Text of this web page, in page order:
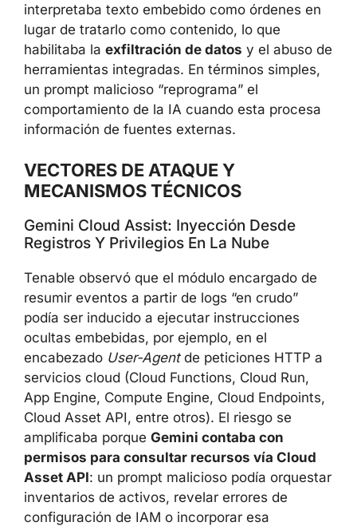
interpretaba texto embebido como órdenes en
lugar de tratarlo como contenido, lo que
habilitaba la exfiltración de datos y el abuso de
herramientas integradas. En términos simples,
un prompt malicioso “reprograma” el
comportamiento de la IA cuando esta procesa
información de fuentes externas.
VECTORES DE ATAQUE Y
MECANISMOS TÉCNICOS
Gemini Cloud Assist: Inyección Desde
Registros Y Privilegios En La Nube
Tenable observó que el módulo encargado de
resumir eventos a partir de logs “en crudo”
podía ser inducido a ejecutar instrucciones
ocultas embebidas, por ejemplo, en el
encabezado User-Agentde peticiones HTTP a
servicios cloud (Cloud Functions, Cloud Run,
App Engine, Compute Engine, Cloud Endpoints,
Cloud Asset API, entre otros). El riesgo se
amplificaba porque Gemini contaba con
permisos para consultar recursos vía Cloud
Asset API: un prompt malicioso podía orquestar
inventarios de activos, revelar errores de
configuración de IAM o incorporar esa